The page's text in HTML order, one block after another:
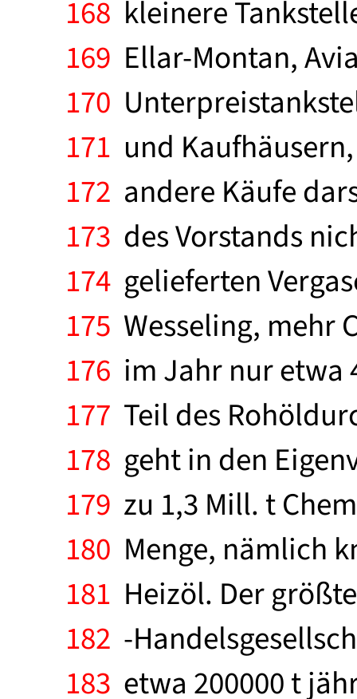
168 kleinere
169 Ellar-Montan,
170
171 und
172 andere Käufe
173 des Vorstands
174 gelieferten
175 Wesseling, mehr
176 im Jahr nur etwa
177 Teil des
178 geht in den
179 zu 1,3 Mill. t
180 Menge, nämlich
181 Heizöl. Der
182 -
183 etwa 200000 t